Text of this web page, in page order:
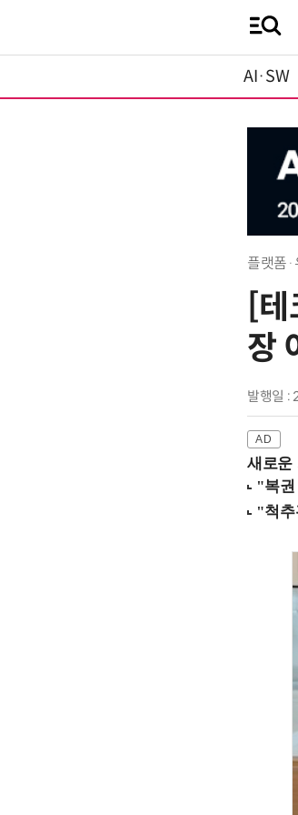
AI·SW
플랫폼·
[
장
발행일
새로운